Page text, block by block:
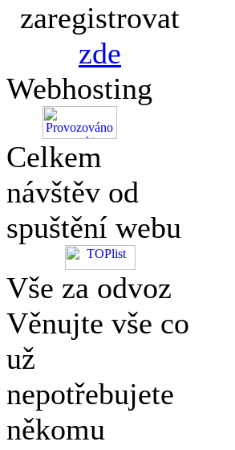
zaregistrovat
zde
Webhosting
Celkem
návštěv od
spuštění webu
Vše za odvoz
Věnujte vše co
už
nepotřebujete
někomu